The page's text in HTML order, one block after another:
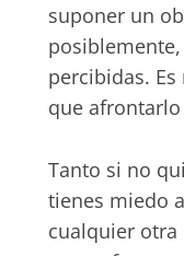
suponer un
percibidas.
que
Tanto si no
tienes miedo
cualquier otra